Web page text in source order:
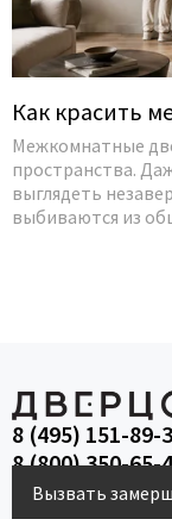
Как красить
Межкомнатные
пространства.
выглядеть
выбиваются из
8 (495) 151-89-
8 (800) 350-65-
Вызвать